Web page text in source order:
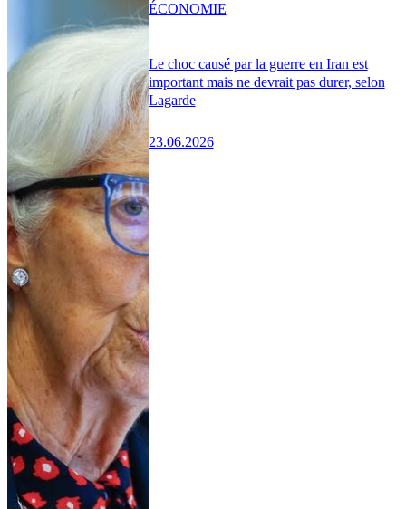
Le choc causé par la guerre en Iran est
important mais ne devrait pas durer, selon
Lagarde
23.06.2026
ÉCONOMIE